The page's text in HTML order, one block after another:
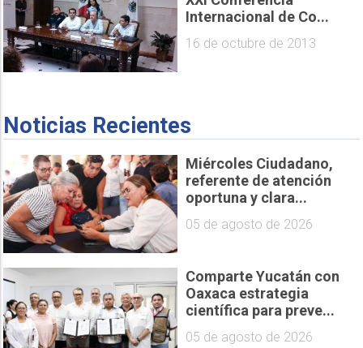
Internacional de Co...
16 de octubre de 2013
Noticias Recientes
Miércoles Ciudadano,
referente de atención
oportuna y clara...
05 de agosto de 2026
Comparte Yucatán con
Oaxaca estrategia
científica para preve...
05 de agosto de 2026